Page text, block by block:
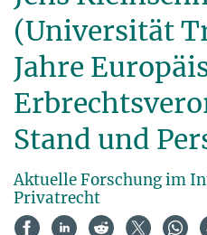
(Universität
Jahre
Stand und
Aktuelle Forschung im
Privatrecht